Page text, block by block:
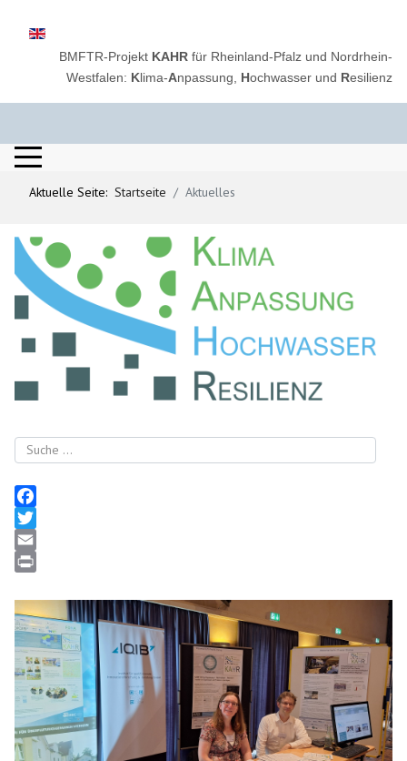
Sprache auswählen
BMFTR-Projekt KAHR für Rheinland-Pfalz und Nordrhein-
Westfalen: Klima-Anpassung, Hochwasser und Resilienz
Aktuelle Seite:Startseite Aktuelles
Suchen
Facebook
Twitter
Email